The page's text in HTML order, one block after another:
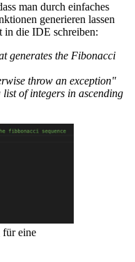
man durch einfaches
generieren lassen
in die IDE schreiben:
generates the Fibonacci
throw an exception"
of integers in ascending
eine